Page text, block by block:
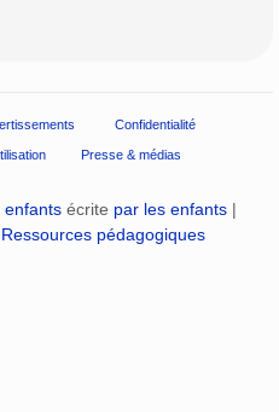
Confidentialité
Presse & médias
enfants écrite par les enfants |
pédagogiques